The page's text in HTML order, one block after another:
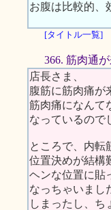
お腹は比較的、
[タイトル一覧]
366. 筋肉通が
店長さま、
腹筋に筋肉痛が
筋肉痛になんて
なっているので
ところで、内転
位置決めが結構
ヘンな位置に貼
なっちゃいまし
しまったし、ち